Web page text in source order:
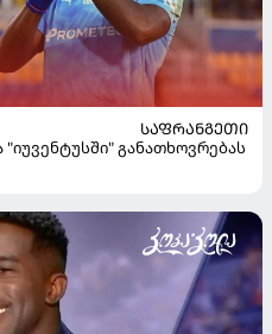
ᲡᲐᲤᲠᲐᲜᲒᲔᲗᲘ
"იუვენტუსში" განათხოვრებას